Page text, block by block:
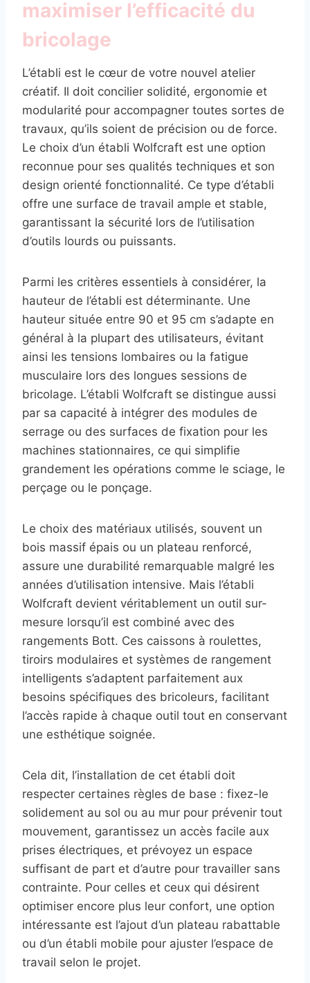
maximiser l’efficacité du
bricolage
L’établi est le cœur de votre nouvel atelier
créatif. Il doit concilier solidité, ergonomie et
modularité pour accompagner toutes sortes de
travaux, qu’ils soient de précision ou de force.
Le choix d’un établi Wolfcraft est une option
reconnue pour ses qualités techniques et son
design orienté fonctionnalité. Ce type d’établi
offre une surface de travail ample et stable,
garantissant la sécurité lors de l’utilisation
d’outils lourds ou puissants.
Parmi les critères essentiels à considérer, la
hauteur de l’établi est déterminante. Une
hauteur située entre 90 et 95 cm s’adapte en
général à la plupart des utilisateurs, évitant
ainsi les tensions lombaires ou la fatigue
musculaire lors des longues sessions de
bricolage. L’établi Wolfcraft se distingue aussi
par sa capacité à intégrer des modules de
serrage ou des surfaces de fixation pour les
machines stationnaires, ce qui simplifie
grandement les opérations comme le sciage, le
perçage ou le ponçage.
Le choix des matériaux utilisés, souvent un
bois massif épais ou un plateau renforcé,
assure une durabilité remarquable malgré les
années d’utilisation intensive. Mais l’établi
Wolfcraft devient véritablement un outil sur-
mesure lorsqu’il est combiné avec des
rangements Bott. Ces caissons à roulettes,
tiroirs modulaires et systèmes de rangement
intelligents s’adaptent parfaitement aux
besoins spécifiques des bricoleurs, facilitant
l’accès rapide à chaque outil tout en conservant
une esthétique soignée.
Cela dit, l’installation de cet établi doit
respecter certaines règles de base : fixez-le
solidement au sol ou au mur pour prévenir tout
mouvement, garantissez un accès facile aux
prises électriques, et prévoyez un espace
suffisant de part et d’autre pour travailler sans
contrainte. Pour celles et ceux qui désirent
optimiser encore plus leur confort, une option
intéressante est l’ajout d’un plateau rabattable
ou d’un établi mobile pour ajuster l’espace de
travail selon le projet.